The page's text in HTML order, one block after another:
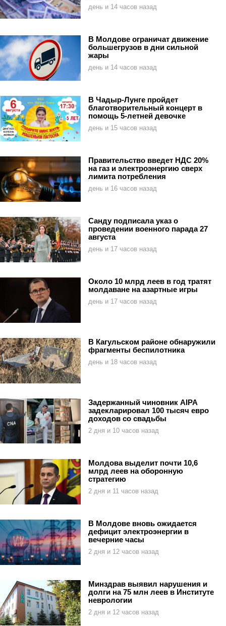
день и 14 часов назад
В Молдове ограничат движение
большегрузов в дни сильной
жары
день и 14 часов назад
В Чадыр-Лунге пройдет
благотворительный концерт в
помощь 5-летней девочке
день и 15 часов назад
Правительство введет НДС 20%
на газ и электроэнергию сверх
лимита потребления
день и 16 часов назад
Санду подписала указ о
проведении военного парада 27
августа
день и 17 часов назад
Около 10 млрд леев в год тратят
молдаване на азартные игры
день и 17 часов назад
В Кагульском районе обнаружили
фрагменты беспилотника
день и 18 часов назад
Задержанный чиновник AIPA
задекларировал 100 тысяч евро
доходов со свадьбы
2 дня и 10 часов назад
Молдова выделит почти 10,6
млрд леев на оборонную
стратегию
2 дня и 11 часов назад
В Молдове вновь ожидается
дефицит электроэнергии в
вечерние часы
2 дня и 12 часов назад
Минздрав выявил нарушения и
долги на 75 млн леев в Институте
неврологии
2 дня и 12 часов назад